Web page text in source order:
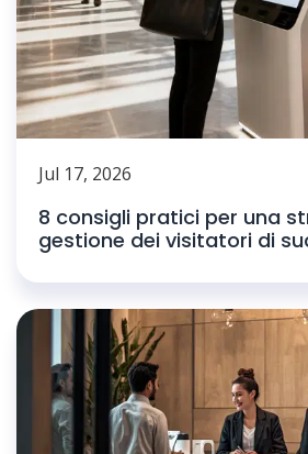
Jul 17, 2026
8 consigli pratici per una
gestione dei visitatori di